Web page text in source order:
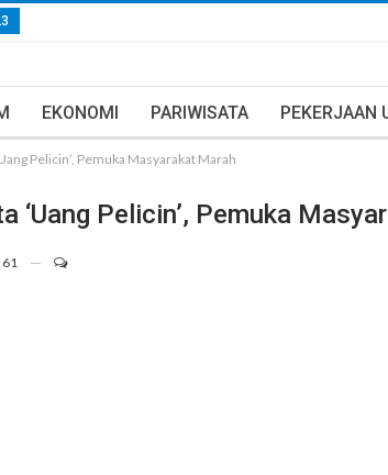
EKONOMI PARIWISATA PEKERJAAN
Pelicin’, Pemuka Masyarakat Marah
‘Uang Pelicin’, Pemuka
61